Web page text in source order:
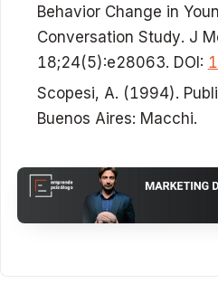
Behavior Change in
Conversation Study. J
18;24(5):e28063. DOI:
Scopesi, A. (1994).
Buenos Aires: Macchi.